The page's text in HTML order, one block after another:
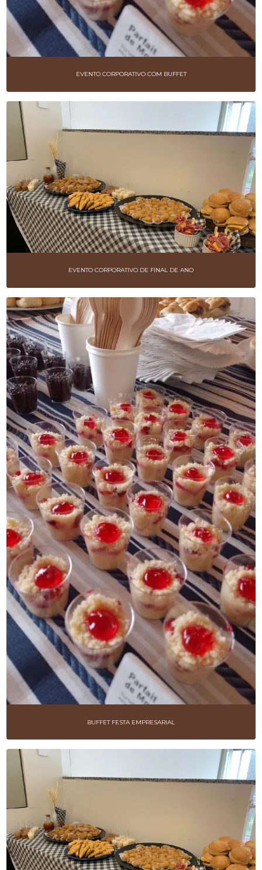
EVENTO CORPORATIVO COM BUFFET
EVENTO CORPORATIVO DE FINAL DE ANO
BUFFET FESTA EMPRESARIAL